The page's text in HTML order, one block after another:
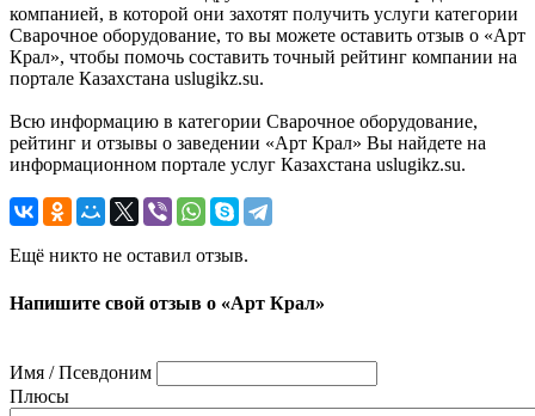
компанией, в которой они захотят получить услуги категории
Сварочное оборудование, то вы можете оставить отзыв о «Арт
Крал», чтобы помочь составить точный рейтинг компании на
портале Казахстана uslugikz.su.
Всю информацию в категории Сварочное оборудование,
рейтинг и отзывы о заведении «Арт Крал» Вы найдете на
информационном портале услуг Казахстана uslugikz.su.
Ещё никто не оставил отзыв.
Напишите свой отзыв о «Арт Крал»
Имя / Псевдоним
Плюсы